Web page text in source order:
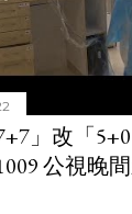
」改「
公視晚